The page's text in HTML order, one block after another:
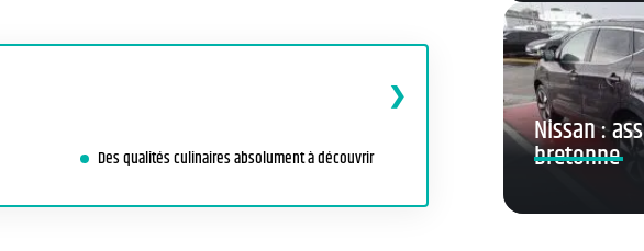
Des qualités culinaires absolument à découvrir
Nissan :
bretonne